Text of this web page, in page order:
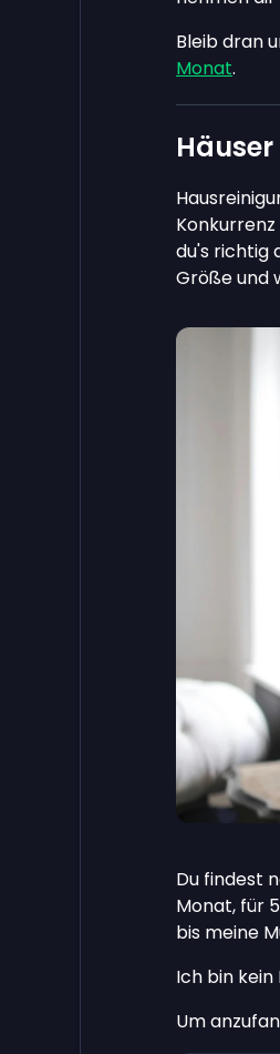
Bleib dran
Monat.
du's richtig
Größe und
Du findest
Monat, für
bis meine
Ich bin
Um